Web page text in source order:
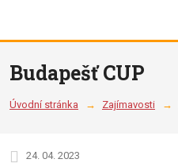
Budapešť CUP
Úvodní stránka Zajímavosti
24. 04. 2023